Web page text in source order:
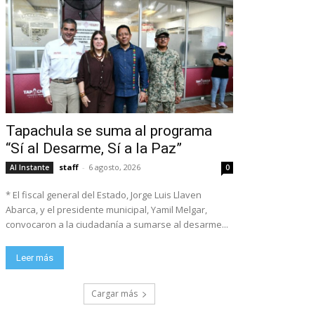
Tapachula se suma al programa
“Sí al Desarme, Sí a la Paz”
Al Instante staff - 6 agosto, 2026 0
* El fiscal general del Estado, Jorge Luis Llaven
Abarca, y el presidente municipal, Yamil Melgar,
convocaron a la ciudadanía a sumarse al desarme...
Leer más
Cargar más